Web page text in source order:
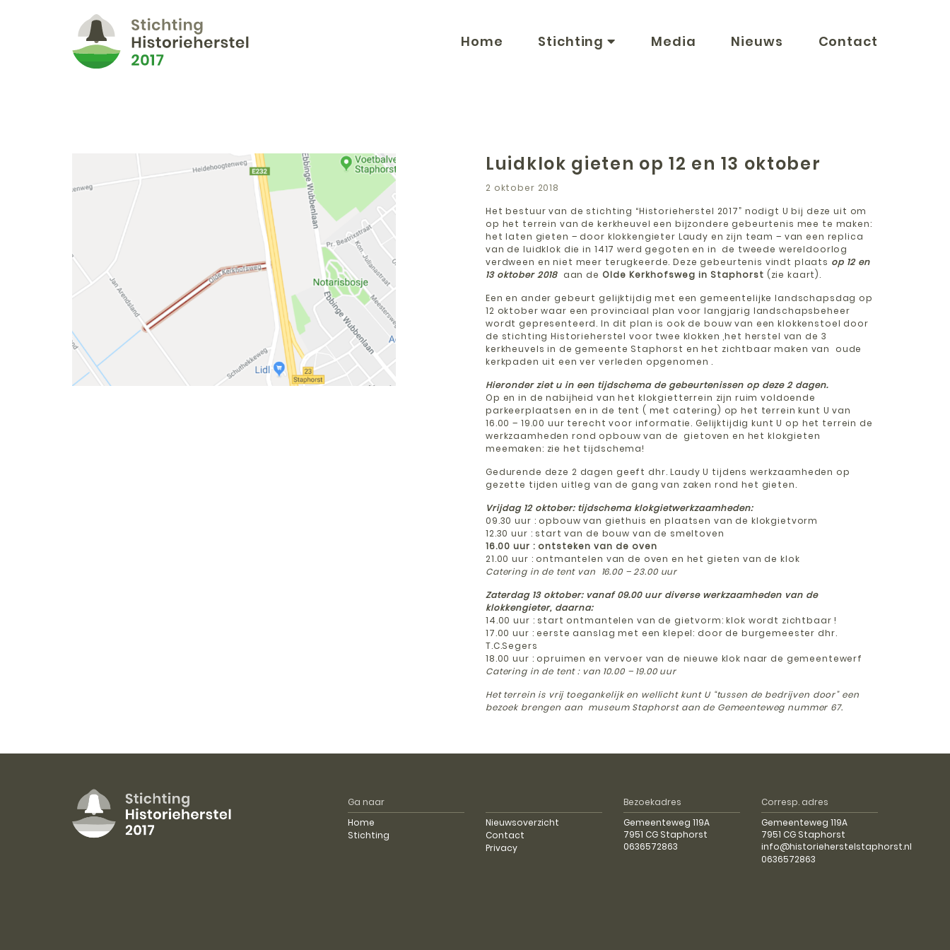
Home Stichting Media Nieuws Contact
Luidklok gieten op 12 en 13 oktober
2 oktober 2018
Het bestuur van de stichting “Historieherstel 2017” nodigt U bij deze uit om
op het terrein van de kerkheuvel een bijzondere gebeurtenis mee te maken:
het laten gieten – door klokkengieter Laudy en zijn team – van een replica
van de luidklok die in 1417 werd gegoten en in de tweede wereldoorlog
verdween en niet meer terugkeerde. Deze gebeurtenis vindt plaats op 12 en
13 oktober 2018 aan de Olde Kerkhofsweg in Staphorst (zie kaart).
Een en ander gebeurt gelijktijdig met een gemeentelijke landschapsdag op
12 oktober waar een provinciaal plan voor langjarig landschapsbeheer
wordt gepresenteerd. In dit plan is ook de bouw van een klokkenstoel door
de stichting Historieherstel voor twee klokken ,het herstel van de 3
kerkheuvels in de gemeente Staphorst en het zichtbaar maken van oude
kerkpaden uit een ver verleden opgenomen .
Hieronder ziet u in een tijdschema de gebeurtenissen op deze 2 dagen.
Op en in de nabijheid van het klokgietterrein zijn ruim voldoende
parkeerplaatsen en in de tent ( met catering) op het terrein kunt U van
16.00 – 19.00 uur terecht voor informatie. Gelijktijdig kunt U op het terrein de
werkzaamheden rond opbouw van de gietoven en het klokgieten
meemaken: zie het tijdschema!
Gedurende deze 2 dagen geeft dhr. Laudy U tijdens werkzaamheden op
gezette tijden uitleg van de gang van zaken rond het gieten.
Vrijdag 12 oktober: tijdschema klokgietwerkzaamheden:
09.30 uur : opbouw van giethuis en plaatsen van de klokgietvorm
12.30 uur : start van de bouw van de smeltoven
16.00 uur : ontsteken van de oven
21.00 uur : ontmantelen van de oven en het gieten van de klok
Catering in de tent van 16.00 – 23.00 uur
Zaterdag 13 oktober: vanaf 09.00 uur diverse werkzaamheden van de
klokkengieter, daarna:
14.00 uur : start ontmantelen van de gietvorm: klok wordt zichtbaar !
17.00 uur : eerste aanslag met een klepel: door de burgemeester dhr.
T.C.Segers
18.00 uur : opruimen en vervoer van de nieuwe klok naar de gemeentewerf
Catering in de tent : van 10.00 – 19.00 uur
Het terrein is vrij toegankelijk en wellicht kunt U “tussen de bedrijven door” een
bezoek brengen aan museum Staphorst aan de Gemeenteweg nummer 67.
Ga naar
Home
Stichting
Nieuwsoverzicht
Contact
Privacy
Bezoekadres
Gemeenteweg 119A
7951 CG Staphorst
0636572863
Corresp. adres
Gemeenteweg 119A
7951 CG Staphorst
info@historieherstelstaphorst.nl
0636572863